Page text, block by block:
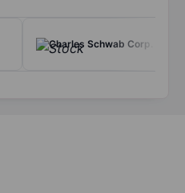
Charles Schwab Corp.